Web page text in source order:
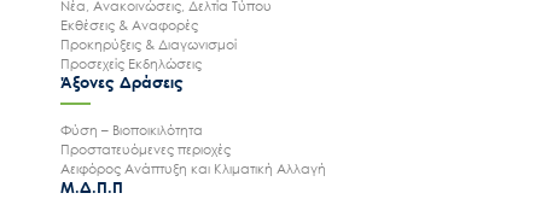
Νέα, Ανακοινώσεις, Δελτία Τύπου
Εκθέσεις & Αναφορές
Προκηρύξεις & Διαγωνισμοί
Προσεχείς Εκδηλώσεις
Άξονες Δράσεις
Φύση – Βιοποικιλότητα
Προστατευόμενες περιοχές
Αειφόρος Ανάπτυξη και Κλιματική Αλλαγή
Μ.Δ.Π.Π